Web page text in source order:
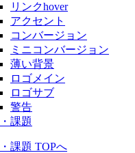
リンクhover
アクセント
コンバージョン
ミニコンバージョン
薄い背景
ロゴメイン
ロゴサブ
警告
課題
課題 TOPへ